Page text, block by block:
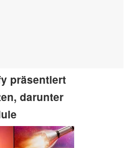
präsentiert
darunter